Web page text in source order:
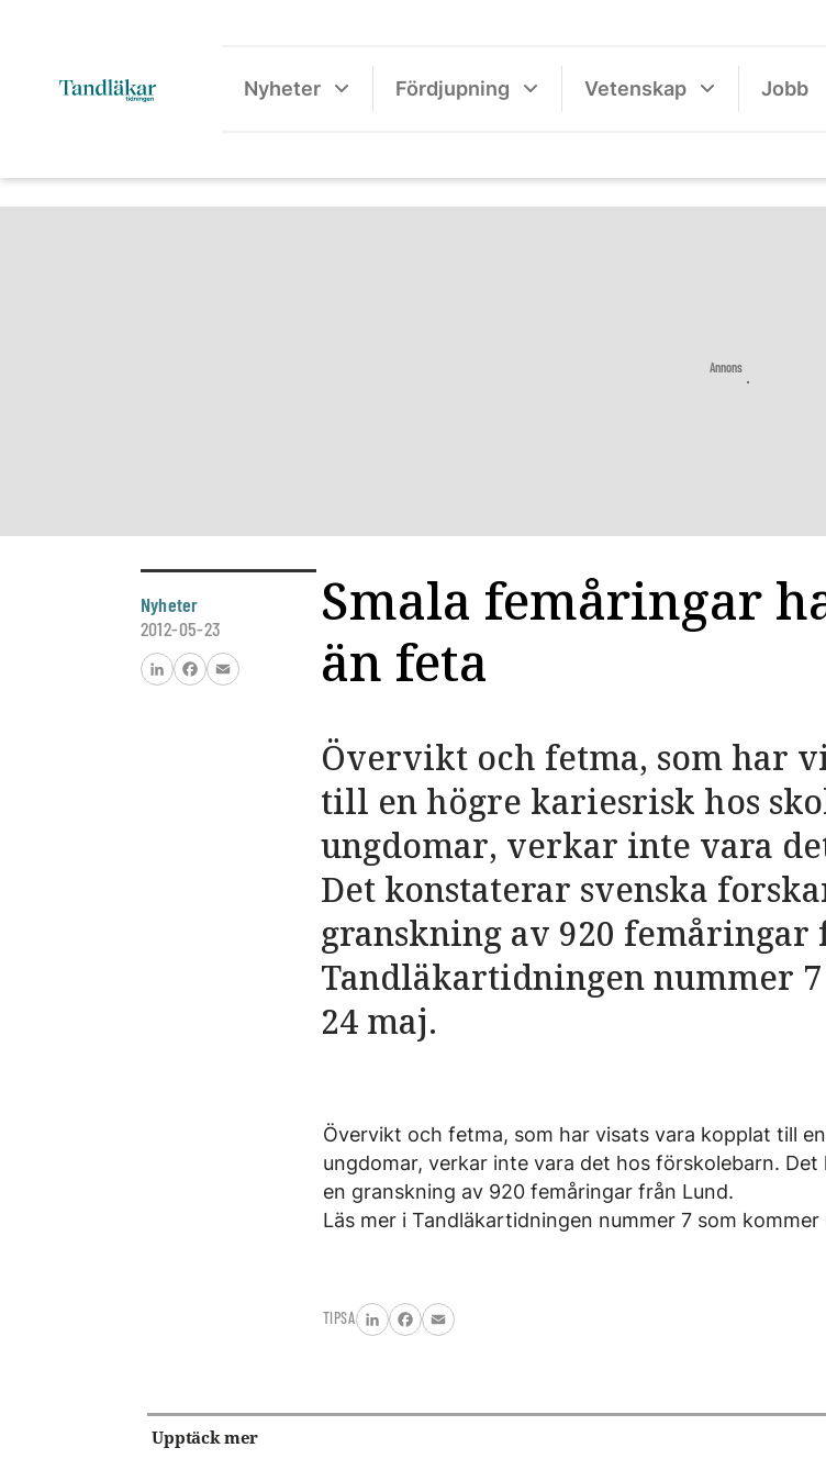
Nyheter Fördjupning Vetenskap Jobb
Annons
Nyheter
2012-05-23
FacebookEmail
Smala femåringar
än feta
Övervikt och fetma, som har
till en högre kariesrisk hos
ungdomar, verkar inte vara
Det konstaterar svenska
granskning av 920 femåringar
Tandläkartidningen nummer
24 maj.
Övervikt och fetma, som har visats vara kopplat till
ungdomar, verkar inte vara det hos förskolebarn.
en granskning av 920 femåringar från Lund.
Läs mer i Tandläkartidningen nummer 7 som
TIPSA
LinkedInFacebook
Email
Upptäck mer